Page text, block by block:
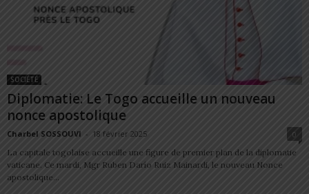
SOCIÉTÉ
Diplomatie: Le Togo accueille un nouveau
nonce apostolique
Charbel SOSSOUVI - 18 février 2025
0
La capitale togolaise accueille une figure de premier plan de la diplomatie
vaticane. Ce mardi, Mgr Ruben Darío Ruiz Mainardi, le nouveau Nonce
apostolique...